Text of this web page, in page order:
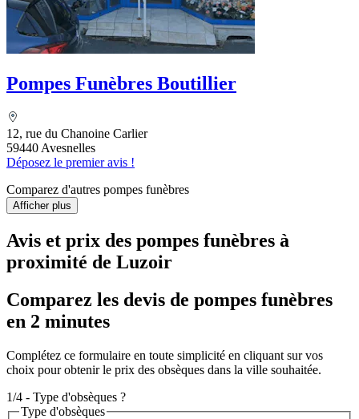
Pompes Funèbres Boutillier
12, rue du Chanoine Carlier
59440 Avesnelles
Déposez le premier avis !
Comparez d'autres pompes funèbres
Afficher plus
Avis et prix des pompes funèbres à
proximité de Luzoir
Comparez les devis de pompes funèbres
en 2 minutes
Complétez ce formulaire en toute simplicité en cliquant sur vos
choix pour obtenir le prix des obsèques dans la ville souhaitée.
1/4 - Type d'obsèques ?
Type d'obsèques